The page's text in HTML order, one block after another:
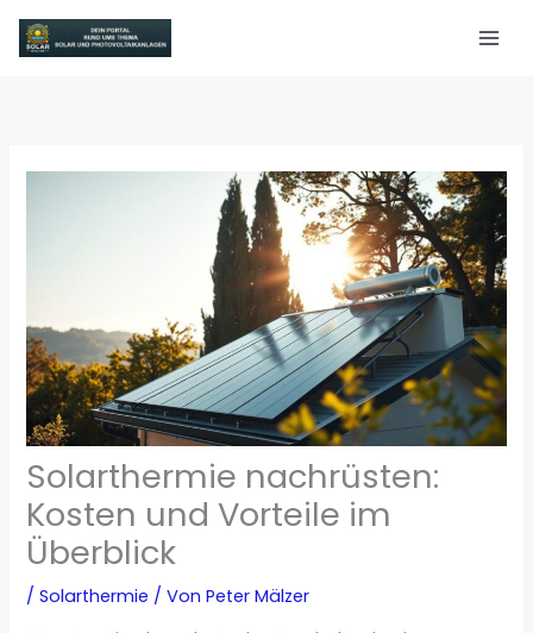
Inhalt
Solarthermie nachrüsten:
Kosten und Vorteile im
Überblick
/Solarthermie / VonPeter Mälzer